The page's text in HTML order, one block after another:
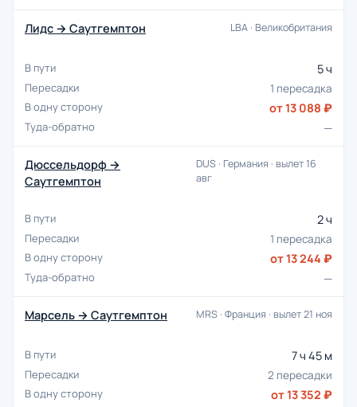
Лидс → Саутгемптон LBA · Великобритания
5 ч
1 пересадка
от 13 088 ₽
—
Дюссельдорф →
Саутгемптон
DUS · Германия · вылет 16
авг
2 ч
1 пересадка
от 13 244 ₽
—
Марсель → Саутгемптон MRS · Франция · вылет 21 ноя
7 ч 45 м
2 пересадки
от 13 352 ₽